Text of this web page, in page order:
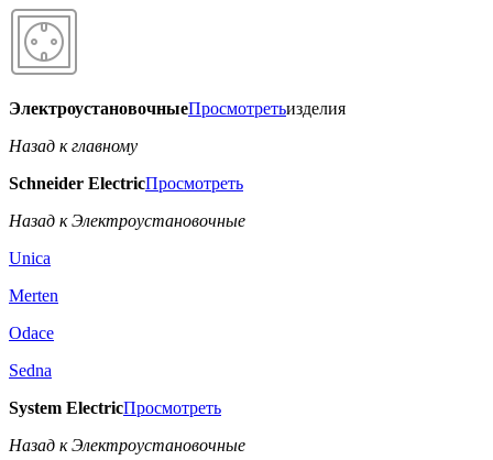
ЭлектроустановочныеПросмотретьизделия
Назад к главному
Schneider ElectricПросмотреть
Назад к Электроустановочные
Unica
Merten
Odace
Sedna
System ElectricПросмотреть
Назад к Электроустановочные